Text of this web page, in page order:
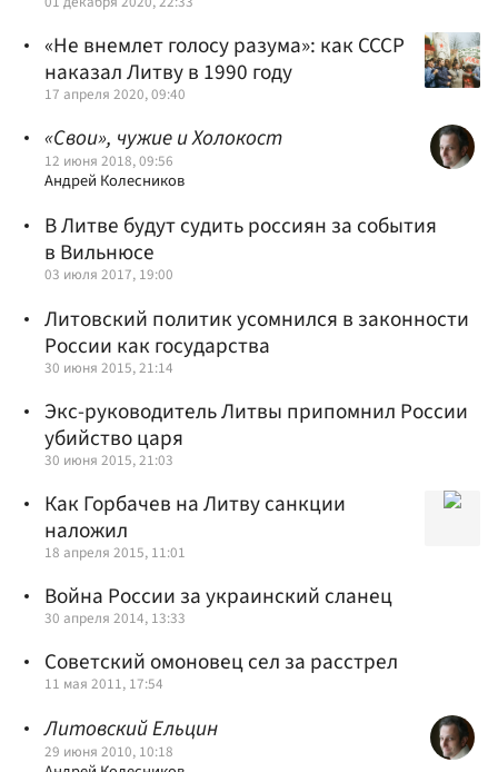
«Не внемлет голосу разума»: как СССР
наказал Литву в 1990 году
17 апреля 2020, 09:40
«Свои», чужие и Холокост
12 июня 2018, 09:56
Андрей Колесников
В Литве будут судить россиян за события
в Вильнюсе
03 июля 2017, 19:00
Литовский политик усомнился в законности
России как государства
30 июня 2015, 21:14
Экс-руководитель Литвы припомнил России
убийство царя
30 июня 2015, 21:03
Как Горбачев на Литву санкции
наложил
18 апреля 2015, 11:01
Война России за украинский сланец
30 апреля 2014, 13:33
Советский омоновец сел за расстрел
11 мая 2011, 17:54
Литовский Ельцин
29 июня 2010, 10:18